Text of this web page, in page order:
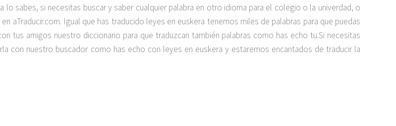
lo sabes, si necesitas buscar y saber cualquier palabra en otro idioma para el colegio o la univerdad, o
aTraducir.com. Igual que has traducido leyes en euskera tenemos miles de palabras para que puedas
tus amigos nuestro diccionario para que traduzcan también palabras como has echo tu.Si necesitas
con nuestro buscador como has echo con leyes en euskera y estaremos encantados de traducir la